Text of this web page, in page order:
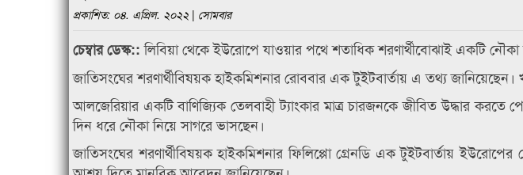
প্রকাশিত: ০৪. এপ্রিল. ২০২২ | সোমবার
চেম্বার ডেস্ক::লিবিয়া থেকে ইউরোপে যাওয়ার পথে শতাধিক শরণার্থীবোঝাই একটি
জাতিসংঘের শরণার্থীবিষয়ক হাইকমিশনার রোববার এক টুইটবার্তায় এ তথ্য
আলজেরিয়ার একটি বাণিজ্যিক তেলবাহী ট্যাংকার মাত্র চারজনকে জীবিত উদ্ধার
দিন ধরে নৌকা নিয়ে সাগরে ভাসছেন।
জাতিসংঘের শরণার্থীবিষয়ক হাইকমিশনার ফিলিপ্পো গ্রেনডি এক টুইটবার্তায়